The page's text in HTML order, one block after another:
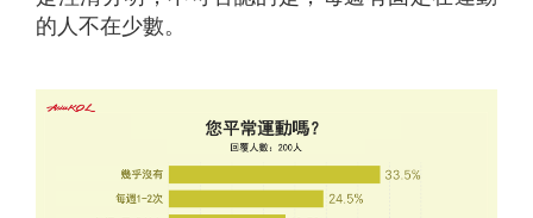
的人不在少數。